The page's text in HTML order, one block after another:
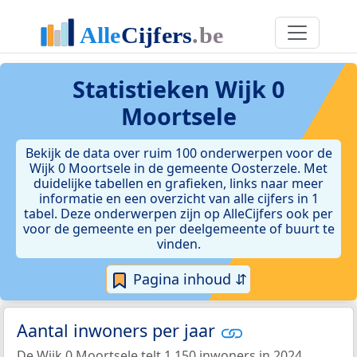
Statistieken Wijk 0
Moortsele
Bekijk de data over ruim 100 onderwerpen voor de
Wijk 0 Moortsele in de gemeente Oosterzele. Met
duidelijke tabellen en grafieken, links naar meer
informatie en een overzicht van alle cijfers in 1
tabel. Deze onderwerpen zijn op AlleCijfers ook per
voor de gemeente en per deelgemeente of buurt te
vinden.
Pagina inhoud ⇵
Aantal inwoners per jaar